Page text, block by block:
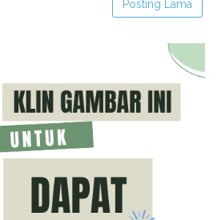
Posting Lama